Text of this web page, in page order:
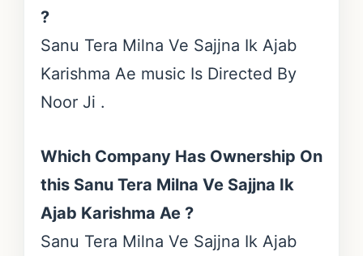
?
Sanu Tera Milna Ve Sajjna Ik Ajab
Karishma Ae music Is Directed By
Noor Ji .
Which Company Has Ownership On
this Sanu Tera Milna Ve Sajjna Ik
Ajab Karishma Ae ?
Sanu Tera Milna Ve Sajjna Ik Ajab